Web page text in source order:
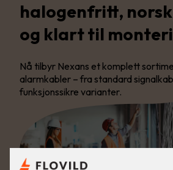
halogenfritt,
og klart til
Nå tilbyr Nexans et komplett
alarmkabler – fra standard
funksjonssikre varianter.